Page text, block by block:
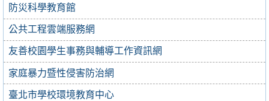
防災科學教育館
公共工程雲端服務網
友善校園學生事務與輔導工作資訊網
家庭暴力暨性侵害防治網
臺北市學校環境教育中心